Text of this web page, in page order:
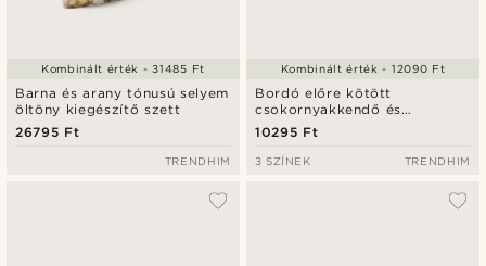
Barna és arany tónusú selyem
öltöny kiegészítő szett
26795 Ft
Kombinált érték - 31485 Ft
TRENDHIM
Bordó előre kötött
csokornyakkendő és
díszzsebkendő szett
10295 Ft
Kombinált érték - 12090 Ft
3 SZÍNEK TRENDHIM